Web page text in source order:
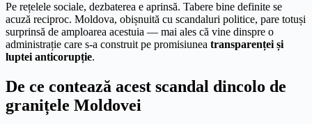
Pe rețelele sociale, dezbaterea e aprinsă. Tabere bine definite se
acuză reciproc. Moldova, obișnuită cu scandaluri politice, pare totuși
surprinsă de amploarea acestuia — mai ales că vine dinspre o
administrație care s-a construit pe promisiunea transparenței și
luptei anticorupție.
De ce contează acest scandal dincolo de
granițele Moldovei